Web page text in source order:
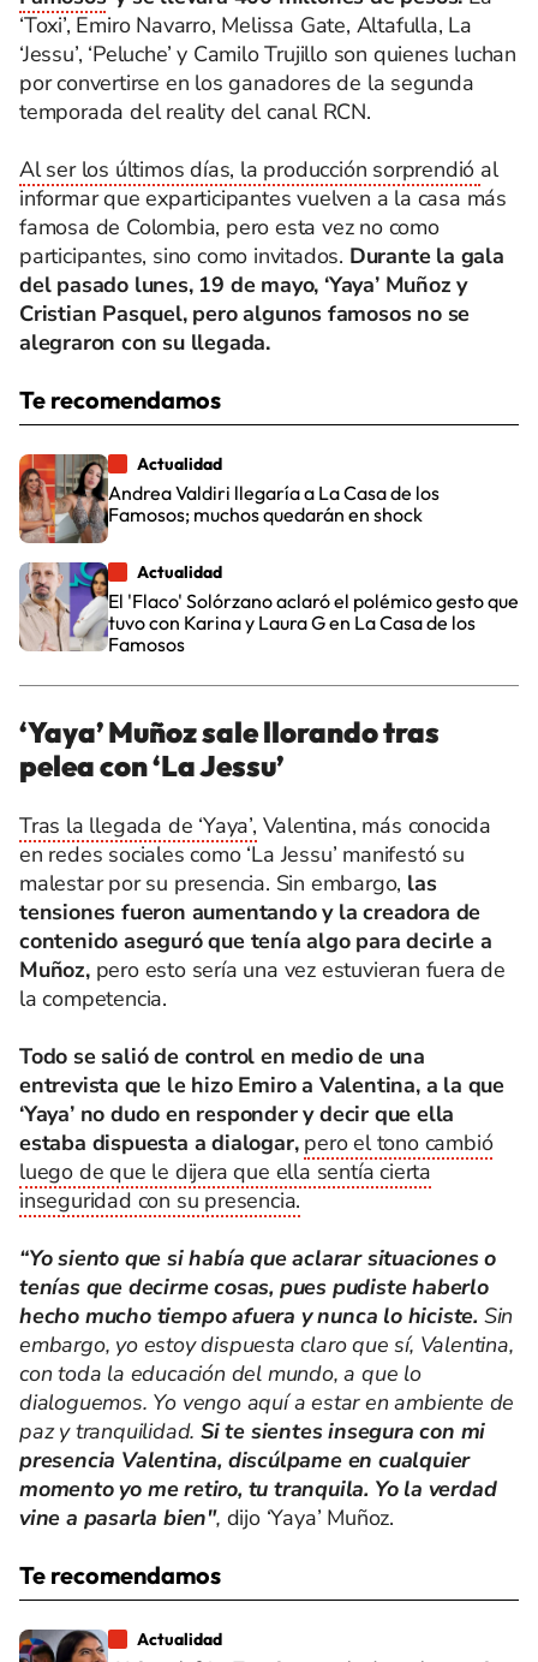
‘Toxi’, Emiro Navarro, Melissa Gate, Altafulla, La
‘Jessu’, ‘Peluche’ y Camilo Trujillo son quienes luchan
por convertirse en los ganadores de la segunda
temporada del reality del canal RCN.
Al ser los últimos días, la producción sorprendió al
informar que exparticipantes vuelven a la casa más
famosa de Colombia, pero esta vez no como
participantes, sino como invitados. Durante la gala
del pasado lunes, 19 de mayo, ‘Yaya’ Muñoz y
Cristian Pasquel, pero algunos famosos no se
alegraron con su llegada.
Te recomendamos
Actualidad
Andrea Valdiri llegaría a La Casa de los
Famosos; muchos quedarán en shock
Actualidad
El 'Flaco' Solórzano aclaró el polémico gesto que
tuvo con Karina y Laura G en La Casa de los
Famosos
‘Yaya’ Muñoz sale llorando tras
pelea con ‘La Jessu’
Tras la llegada de ‘Yaya’, Valentina, más conocida
en redes sociales como ‘La Jessu’ manifestó su
malestar por su presencia. Sin embargo, las
tensiones fueron aumentando y la creadora de
contenido aseguró que tenía algo para decirle a
Muñoz,pero esto sería una vez estuvieran fuera de
la competencia.
Todo se salió de control en medio de una
entrevista que le hizo Emiro a Valentina, a la que
‘Yaya’ no dudo en responder y decir que ella
estaba dispuesta a dialogar, pero el tono cambió
luego de que le dijera que ella sentía cierta
inseguridad con su presencia.
“Yo siento que si había que aclarar situaciones o
tenías que decirme cosas, pues pudiste haberlo
hecho mucho tiempo afuera y nunca lo hiciste. Sin
embargo, yo estoy dispuesta claro que sí, Valentina,
con toda la educación del mundo, a que lo
dialoguemos. Yo vengo aquí a estar en ambiente de
paz y tranquilidad.Si te sientes insegura con mi
presencia Valentina, discúlpame en cualquier
momento yo me retiro, tu tranquila. Yo la verdad
vine a pasarla bien", dijo ‘Yaya’ Muñoz.
Te recomendamos
Actualidad